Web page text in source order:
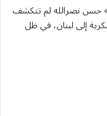
حسن نصرالله لم تتكشف
إلى لبنان، في ظل